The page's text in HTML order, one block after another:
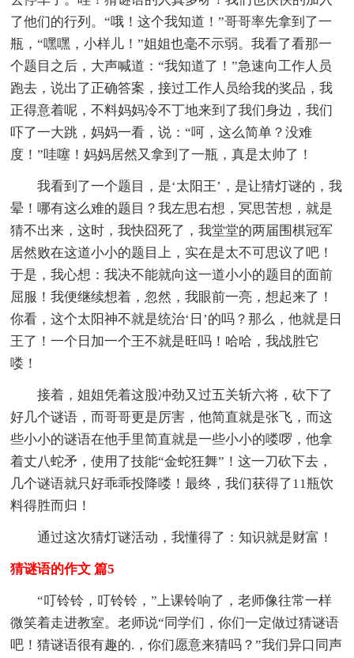
了他们的行列。“哦！这个我知道！”哥哥率先拿到了一
瓶，“嘿嘿，小样儿！”姐姐也毫不示弱。我看了看那一
个题目之后，大声喊道：“我知道了！”急速向工作人员
跑去，说出了正确答案，接过工作人员给我的奖品，我
正得意着呢，不料妈妈冷不丁地来到了我们身边，我们
吓了一大跳，妈妈一看，说：“呵，这么简单？没难
度！”哇噻！妈妈居然又拿到了一瓶，真是太帅了！
我看到了一个题目，是‘太阳王’，是让猜灯谜的，我
晕！哪有这么难的题目？我左思右想，冥思苦想，就是
猜不出来，这时，我快囧死了，我堂堂的两届围棋冠军
居然败在这道小小的题目上，实在是太不可思议了吧！
于是，我心想：我决不能就向这一道小小的题目的面前
屈服！我便继续想着，忽然，我眼前一亮，想起来了！
你看，这个太阳神不就是统治‘日’的吗？那么，他就是日
王了！一个日加一个王不就是旺吗！哈哈，我战胜它
喽！
接着，姐姐凭着这股冲劲又过五关斩六将，砍下了
好几个谜语，而哥哥更是厉害，他简直就是张飞，而这
些小小的谜语在他手里简直就是一些小小的喽啰，他拿
着丈八蛇矛，使用了技能“金蛇狂舞”！这一刀砍下去，
几个谜语就只好乖乖投降喽！最终，我们获得了11瓶饮
料得胜而归！
通过这次猜灯谜活动，我懂得了：知识就是财富！
猜谜语的作文 篇5
“叮铃铃，叮铃铃，”上课铃响了，老师像往常一样
微笑着走进教室。老师说“同学们，你们一定做过猜谜语
吧！猜谜语很有趣的.，你们愿意来猜吗？”我们异口同声